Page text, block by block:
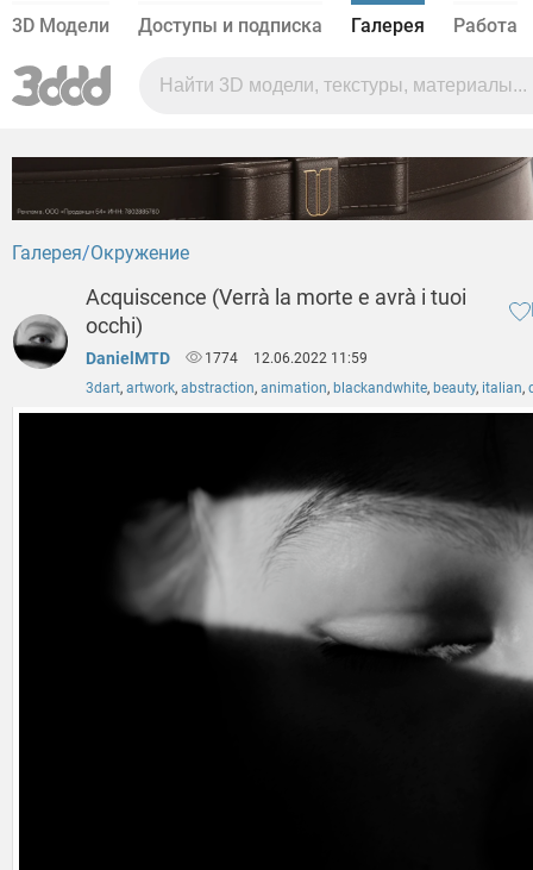
3D Модели Доступы и подписка Галерея Работа
Галерея Окружение
Acquiscence (Verrà la morte e avrà i tuoi
occhi)
DanielMTD 1774
12.06.2022 11:59
3dart, artwork, abstraction, animation, blackandwhite, beauty, italian,